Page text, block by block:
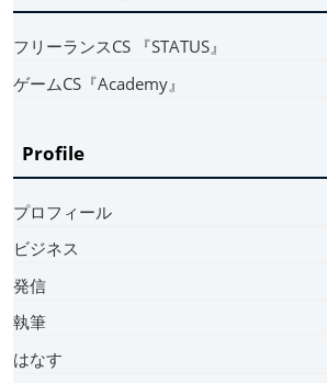
フリーランスCS 『STATUS』
ゲームCS『Academy』
Profile
プロフィール
ビジネス
発信
執筆
はなす